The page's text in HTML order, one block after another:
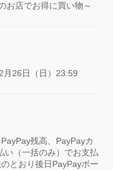
お店でお得に買い物～
26日（日）23:59
残高、PayPayカ
い（一括のみ）でお支払
とおり後日PayPayボー